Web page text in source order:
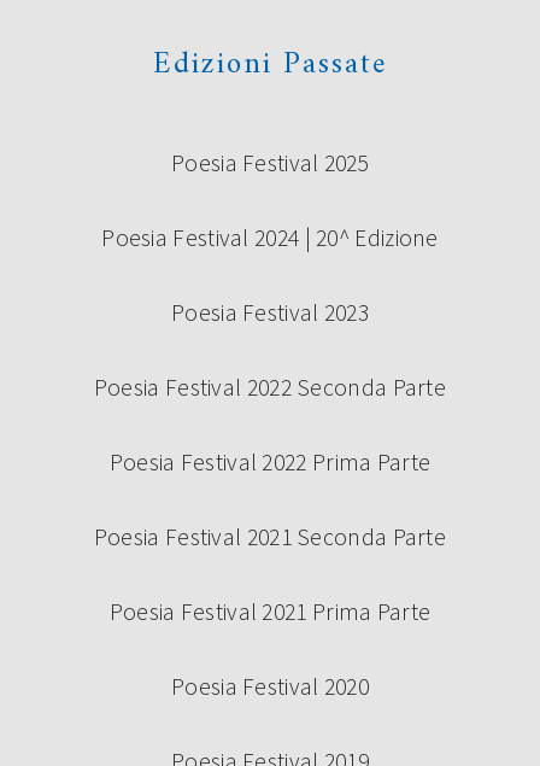
Edizioni Passate
Poesia Festival 2025
Poesia Festival 2024 | 20^ Edizione
Poesia Festival 2023
Poesia Festival 2022 Seconda Parte
Poesia Festival 2022 Prima Parte
Poesia Festival 2021 Seconda Parte
Poesia Festival 2021 Prima Parte
Poesia Festival 2020